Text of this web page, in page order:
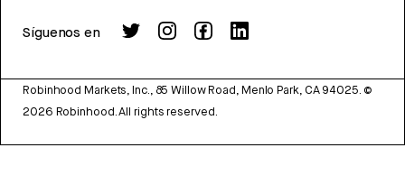
Síguenos en
Robinhood Markets, Inc., 85 Willow Road, Menlo Park, CA 94025. ©
2026 Robinhood. All rights reserved.